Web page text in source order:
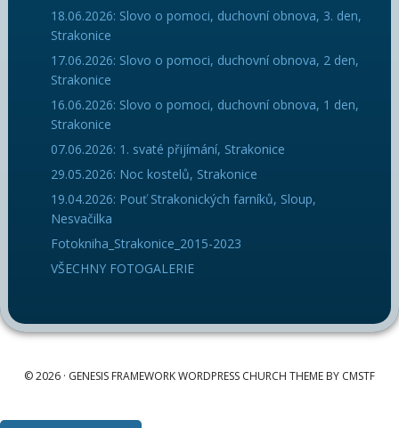
18.06.2026: Slovo o pomoci, duchovní obnova, 3. den,
Strakonice
17.06.2026: Slovo o pomoci, duchovní obnova, 2 den,
Strakonice
16.06.2026: Slovo o pomoci, duchovní obnova, 1 den,
Strakonice
07.06.2026: 1. svaté přijímání, Strakonice
29.05.2026: Noc kostelů, Strakonice
19.04.2026: Pouť Strakonických farníků, Sloup,
Nesvačilka
Fotokniha_Strakonice_2015-2023
VŠECHNY FOTOGALERIE
© 2026 · GENESIS FRAMEWORK WORDPRESS CHURCH THEME BY CMSTF